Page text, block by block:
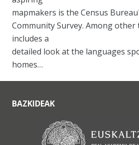
mapmakers is the Census
Community Survey. Among
includes a
detailed look at the languages
homes…
BAZKIDEAK